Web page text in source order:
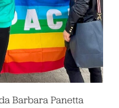
Barbara Panetta